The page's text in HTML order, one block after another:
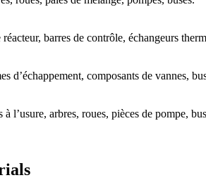
réacteur, barres de contrôle, échangeurs
d’échappement, composants de vannes,
à l’usure, arbres, roues, pièces de pompe,